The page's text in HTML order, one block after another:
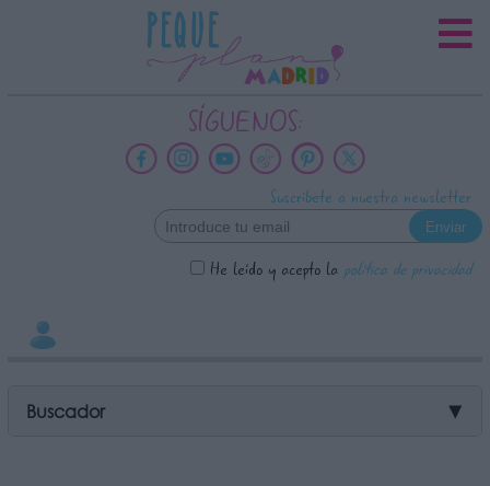
SÍGUENOS:
Suscríbete a nuestra newsletter
He leído y acepto la política de privacidad
Buscador ▼
INFORMACION SOBRE LA
PROTECCIÓN DE TUS DATOS
Datos tratados:
Información adicional